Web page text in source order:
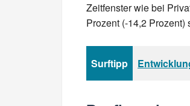
Zeitfenster wie bei
Prozent (-14,2
Surftipp